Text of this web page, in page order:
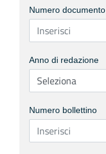
Numero documento
Anno di redazione
Numero bollettino